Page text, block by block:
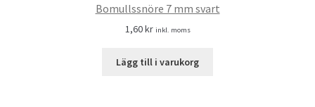
Bomullssnöre 7 mm svart
1,60kr inkl. moms
Lägg till i varukorg